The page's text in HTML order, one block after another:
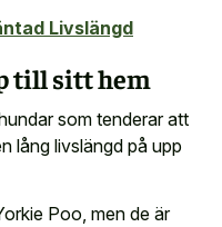
Livslängd
till sitt hem
som tenderar att
lång livslängd på upp
Poo, men de är